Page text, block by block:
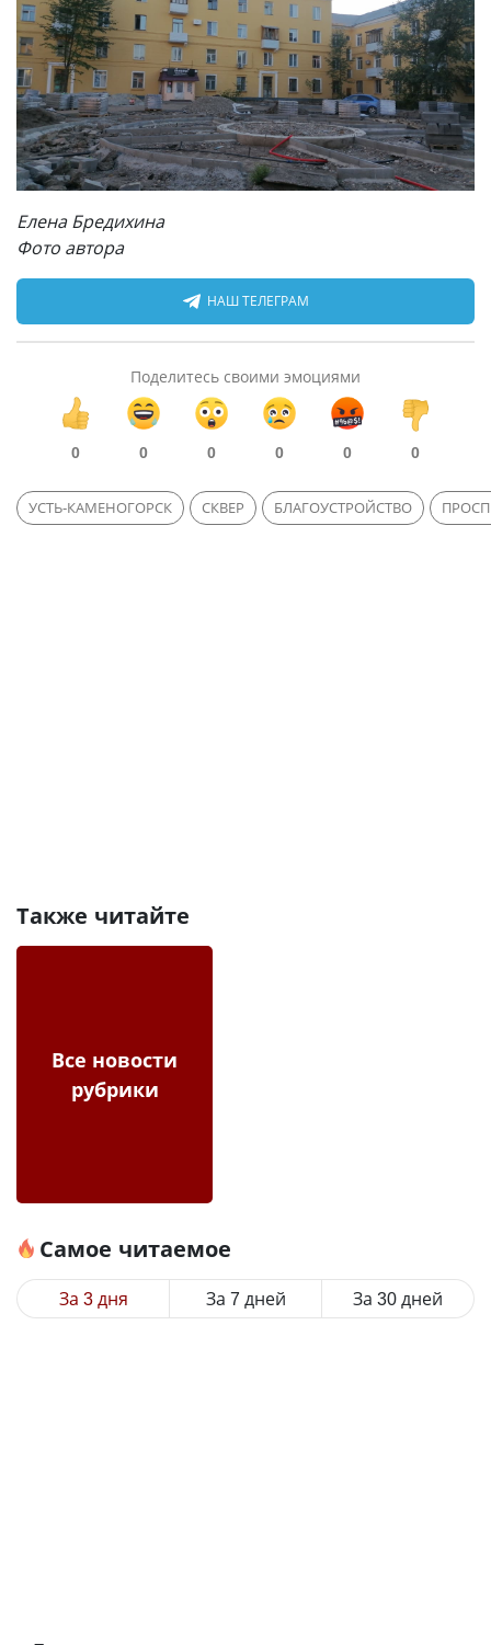
Елена Бредихина
Фото автора
НАШ ТЕЛЕГРАМ
Поделитесь своими эмоциями
0 0 0 0 0 0
УСТЬ-КАМЕНОГОРСК СКВЕР БЛАГОУСТРОЙСТВО
Также читайте
Все новости
рубрики
Самое читаемое
За 3 дня За 7 дней За 30 дней